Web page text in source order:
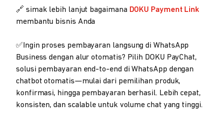
🔗 simak lebih lanjut bagaimana DOKU Payment Link
membantu bisnis Anda
✅Ingin proses pembayaran langsung di WhatsApp
Business dengan alur otomatis? Pilih DOKU PayChat,
solusi pembayaran end-to-end di WhatsApp dengan
chatbot otomatis—mulai dari pemilihan produk,
konfirmasi, hingga pembayaran berhasil. Lebih cepat,
konsisten, dan scalable untuk volume chat yang tinggi.